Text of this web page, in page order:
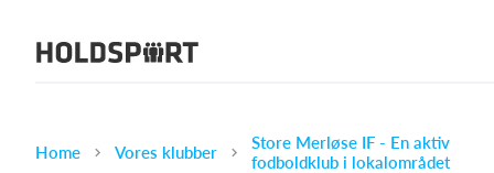
Om Holdsport
Karriere
Home Vores klubber
Store Merløse IF - En aktiv
fodboldklub i lokalområdet